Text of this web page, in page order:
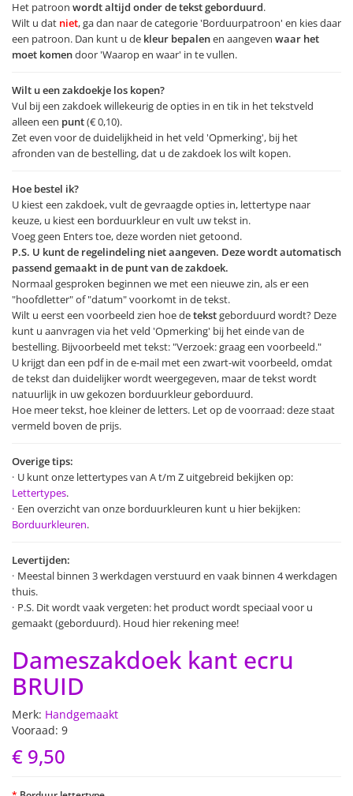
Het patroon wordt altijd onder de tekst geborduurd.
Wilt u dat niet, ga dan naar de categorie 'Borduurpatroon' en kies daar
een patroon. Dan kunt u de kleur bepalenen aangeven waar het
moet komendoor 'Waarop en waar' in te vullen.
Wilt u een zakdoekje los kopen?
Vul bij een zakdoek willekeurig de opties in en tik in het tekstveld
alleen een punt(€ 0,10).
Zet even voor de duidelijkheid in het veld 'Opmerking', bij het
afronden van de bestelling, dat u de zakdoek los wilt kopen.
Hoe bestel ik?
U kiest een zakdoek, vult de gevraagde opties in, lettertype naar
keuze, u kiest een borduurkleur en vult uw tekst in.
Voeg geen Enters toe, deze worden niet getoond.
P.S. U kunt de regelindeling niet aangeven. Deze wordt automatisch
passend gemaakt in de punt van de zakdoek.
Normaal gesproken beginnen we met een nieuwe zin, als er een
"hoofdletter" of "datum" voorkomt in de tekst.
Wilt u eerst een voorbeeld zien hoe detekstgeborduurd wordt? Deze
kunt u aanvragen via het veld 'Opmerking' bij het einde van de
bestelling. Bijvoorbeeld met tekst: "Verzoek: graag een voorbeeld."
U krijgt dan een pdf in de e-mail met een zwart-wit voorbeeld, omdat
de tekst dan duidelijker wordt weergegeven, maar de tekst wordt
natuurlijk in uw gekozen borduurkleur geborduurd.
Hoe meer tekst, hoe kleiner de letters. Let op de voorraad: deze staat
vermeld boven de prijs.
Overige tips:
U kunt onze lettertypes van A t/m Z uitgebreid bekijken op:
Lettertypes.
Een overzicht van onze borduurkleuren kunt u hier bekijken:
Borduurkleuren.
Levertijden:
Meestal binnen 3 werkdagen verstuurd en vaak binnen 4 werkdagen
thuis.
P.S. Dit wordt vaak vergeten: het product wordt speciaal voor u
gemaakt (geborduurd). Houd hier rekening mee!
Dameszakdoek kant ecru
BRUID
Merk: Handgemaakt
Vooraad: 9
€ 9,50